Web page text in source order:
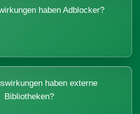
haben Adblocker?
haben externe
Bibliotheken?